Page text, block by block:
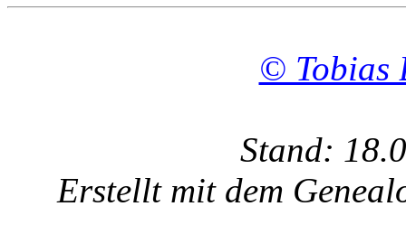
© Tobias
Stand:
Erstellt mit dem